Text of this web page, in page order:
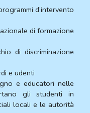
d’intervento
di formazione
di discriminazione
e udenti
e educatori nelle
gli studenti in
locali e le autorità